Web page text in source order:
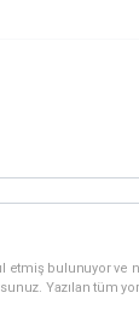
etmiş bulunuyor
Yazılan tüm